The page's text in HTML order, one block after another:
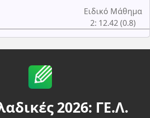
Ειδικό Μάθημα
2: 12.42 (0.8)
2026: ΓΕ.Λ.